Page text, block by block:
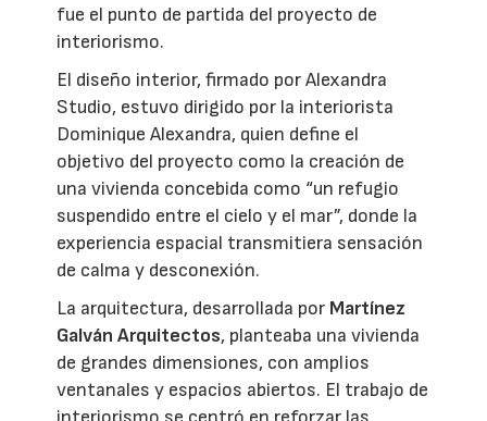
fue el punto de partida del proyecto de
interiorismo.
El diseño interior, firmado por Alexandra
Studio, estuvo dirigido por la interiorista
Dominique Alexandra, quien define el
objetivo del proyecto como la creación de
una vivienda concebida como “un refugio
suspendido entre el cielo y el mar”, donde la
experiencia espacial transmitiera sensación
de calma y desconexión.
La arquitectura, desarrollada por Martínez
Galván Arquitectos, planteaba una vivienda
de grandes dimensiones, con amplios
ventanales y espacios abiertos. El trabajo de